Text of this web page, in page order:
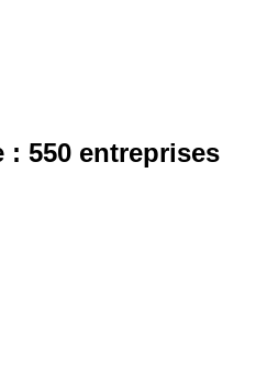
: 550 entreprises